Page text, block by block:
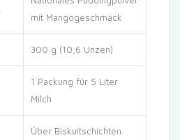
mit Mangogeschmack
300 g (10,6 Unzen)
1 Packung für 5 Liter
Milch
Über Biskuitschichten